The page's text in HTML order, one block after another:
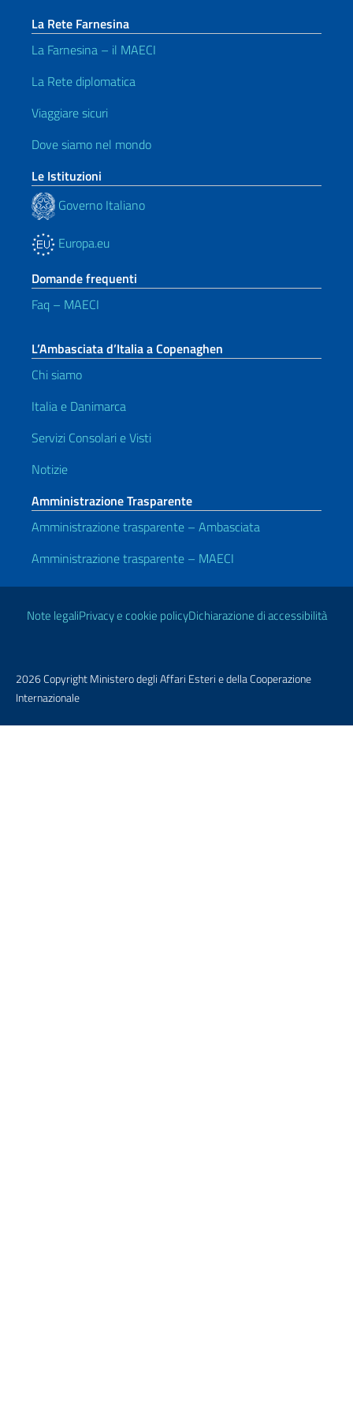
La Rete Farnesina
La Farnesina – il MAECI
La Rete diplomatica
Viaggiare sicuri
Dove siamo nel mondo
Le Istituzioni
Governo Italiano
Europa.eu
Domande frequenti
Faq – MAECI
L’Ambasciata d’Italia a Copenaghen
Chi siamo
Italia e Danimarca
Servizi Consolari e Visti
Notizie
Amministrazione Trasparente
Amministrazione trasparente – Ambasciata
Amministrazione trasparente – MAECI
Link Utili
Note legaliPrivacy e cookie policyDichiarazione di accessibilità
2026 Copyright Ministero degli Affari Esteri e della Cooperazione
Internazionale